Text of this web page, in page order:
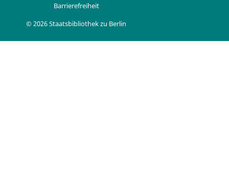
Barrierefreiheit
© 2026 Staatsbibliothek zu Berlin